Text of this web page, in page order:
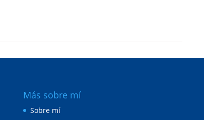
Más sobre mí
Sobre mí